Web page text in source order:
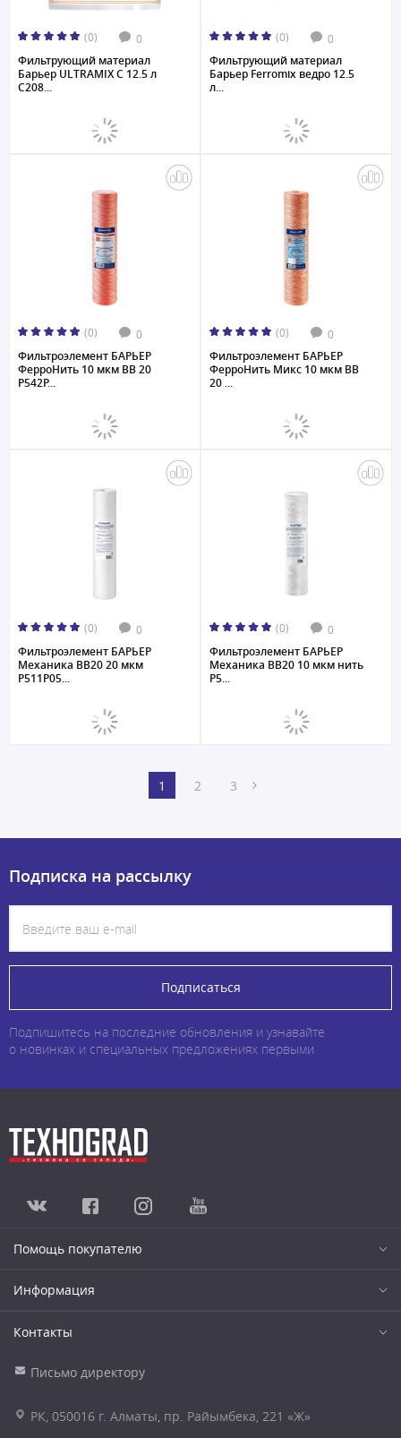
(0) 0
Фильтрующий материал
Барьер ULTRAMIX С 12.5 л
С208...
(0) 0
Фильтрующий материал
Барьер Ferromix ведро 12.5
л...
(0) 0
Фильтроэлемент БАРЬЕР
ФерроНить 10 мкм BB 20
Р542Р...
(0) 0
Фильтроэлемент БАРЬЕР
ФерроНить Микс 10 мкм BB
20 ...
(0) 0
Фильтроэлемент БАРЬЕР
Механика ВВ20 20 мкм
Р511Р05...
(0) 0
Фильтроэлемент БАРЬЕР
Механика ВВ20 10 мкм нить
Р5...
1 2 3
Подписка на рассылку
Подписаться
Подпишитесь на последние обновления и узнавайте
о новинках и специальных предложениях первыми
Помощь покупателю
Информация
Контакты
Письмо директору
РК, 050016 г. Алматы, пр. Райымбека, 221 «Ж»